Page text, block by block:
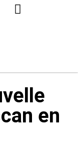
en